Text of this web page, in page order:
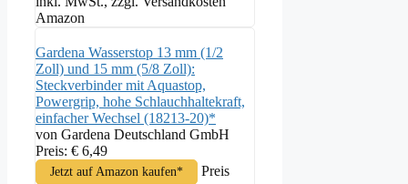
Amazon
Gardena Wasserstop 13 mm (1/2
Zoll) und 15 mm (5/8 Zoll):
Steckverbinder mit Aquastop,
Powergrip, hohe Schlauchhaltekraft,
einfacher Wechsel (18213-20)*
von Gardena Deutschland GmbH
Preis: € 6,49
Jetzt auf Amazon kaufen*
Preis